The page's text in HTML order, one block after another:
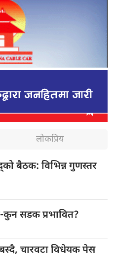
लोकप्रिय
बैठक: विभिन्न गुणस्तर
सडक प्रभावित?
चारवटा विधेयक पेस